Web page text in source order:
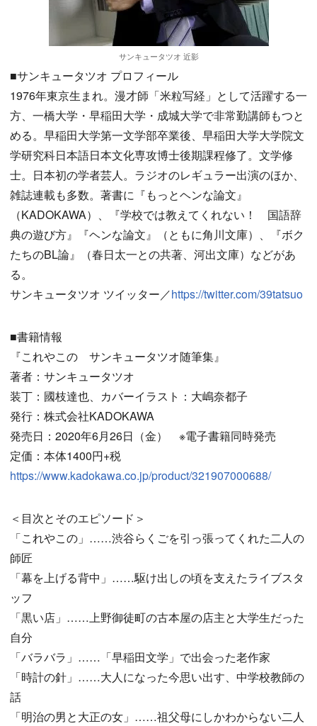
サンキュータツオ 近影
■サンキュータツオ プロフィール
1976年東京生まれ。漫才師「米粒写経」として活躍する一
方、一橋大学・早稲田大学・成城大学で非常勤講師もつと
める。早稲田大学第一文学部卒業後、早稲田大学大学院文
学研究科日本語日本文化専攻博士後期課程修了。文学修
士。日本初の学者芸人。ラジオのレギュラー出演のほか、
雑誌連載も多数。著書に『もっとヘンな論文』
（KADOKAWA）、『学校では教えてくれない！ 国語辞
典の遊び方』『ヘンな論文』（ともに角川文庫）、『ボク
たちのBL論』（春日太一との共著、河出文庫）などがあ
る。
サンキュータツオ ツイッター／https://twitter.com/39tatsuo
■書籍情報
『これやこの サンキュータツオ随筆集』
著者：サンキュータツオ
装丁：國枝達也、カバーイラスト：大嶋奈都子
発行：株式会社KADOKAWA
発売日：2020年6月26日（金） ※電子書籍同時発売
定価：本体1400円+税
https://www.kadokawa.co.jp/product/321907000688/
＜目次とそのエピソード＞
「これやこの」……渋谷らくごを引っ張ってくれた二人の
師匠
「幕を上げる背中」……駆け出しの頃を支えたライブスタ
ッフ
「黒い店」……上野御徒町の古本屋の店主と大学生だった
自分
「バラバラ」……「早稲田文学」で出会った老作家
「時計の針」……大人になった今思い出す、中学校教師の
話
「明治の男と大正の女」……祖父母にしかわからない二人